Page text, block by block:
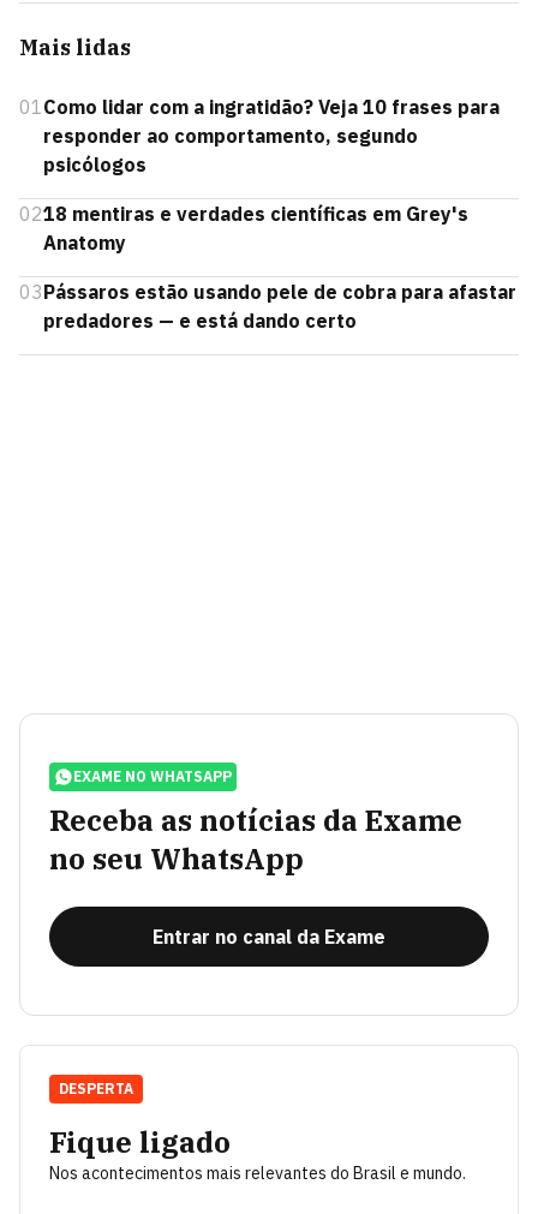
Mais lidas
01Como lidar com a ingratidão? Veja 10 frases para
responder ao comportamento, segundo
psicólogos
0218 mentiras e verdades científicas em Grey's
Anatomy
03Pássaros estão usando pele de cobra para afastar
predadores — e está dando certo
EXAME NO WHATSAPP
Receba as notícias da Exame
no seu WhatsApp
Entrar no canal da Exame
Fique ligado
Nos acontecimentos mais relevantes do Brasil e mundo.
DESPERTA